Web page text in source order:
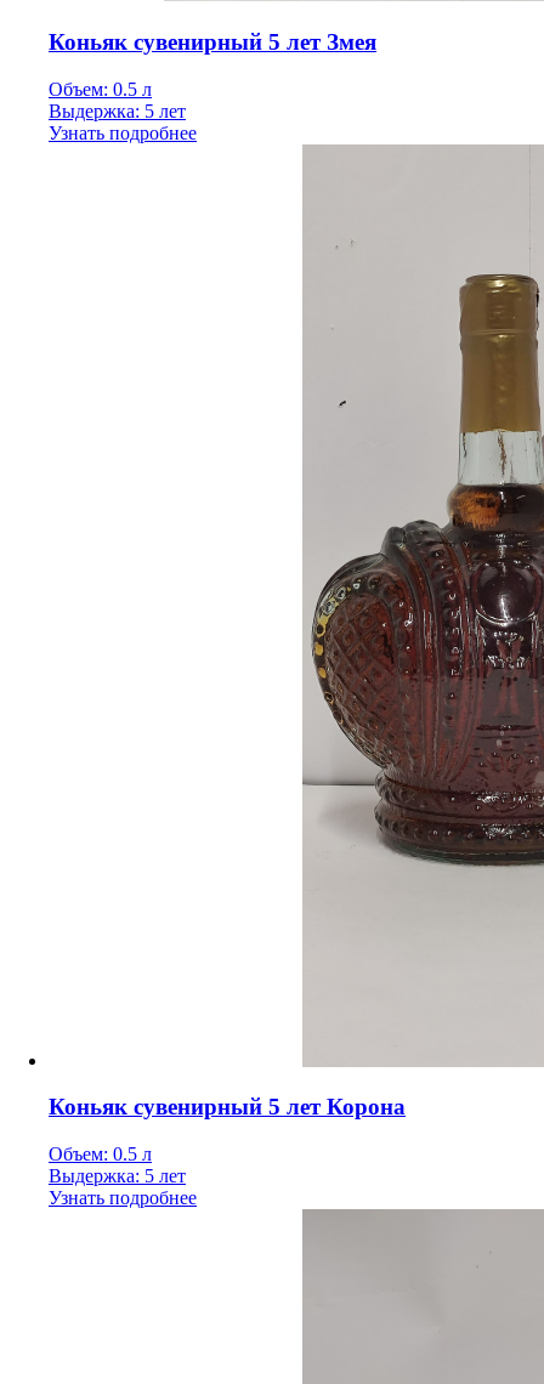
Коньяк сувенирный 5 лет Змея
Объем: 0.5 л
Выдержка: 5 лет
Узнать подробнее
Коньяк сувенирный 5 лет Корона
Объем: 0.5 л
Выдержка: 5 лет
Узнать подробнее